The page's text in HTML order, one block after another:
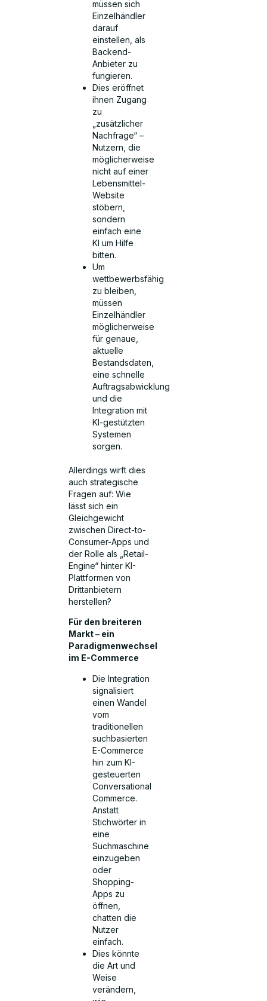
müssen sich
Einzelhändler
darauf
einstellen, als
Backend-
Anbieter zu
fungieren.
Dies eröffnet
ihnen Zugang
zu
„zusätzlicher
Nachfrage“ –
Nutzern, die
möglicherweise
nicht auf einer
Lebensmittel-
Website
stöbern,
sondern
einfach eine
KI um Hilfe
bitten.
Um
wettbewerbsfähig
zu bleiben,
müssen
Einzelhändler
möglicherweise
für genaue,
aktuelle
Bestandsdaten,
eine schnelle
Auftragsabwicklung
und die
Integration mit
KI-gestützten
Systemen
sorgen.
Allerdings wirft dies
auch strategische
Fragen auf: Wie
lässt sich ein
Gleichgewicht
zwischen Direct-to-
Consumer-Apps und
der Rolle als „Retail-
Engine“ hinter KI-
Plattformen von
Drittanbietern
herstellen?
Für den breiteren
Markt – ein
Paradigmenwechsel
im E-Commerce
Die Integration
signalisiert
einen Wandel
vom
traditionellen
suchbasierten
E-Commerce
hin zum KI-
gesteuerten
Conversational
Commerce.
Anstatt
Stichwörter in
eine
Suchmaschine
einzugeben
oder
Shopping-
Apps zu
öffnen,
chatten die
Nutzer
einfach.
Dies könnte
die Art und
Weise
verändern,